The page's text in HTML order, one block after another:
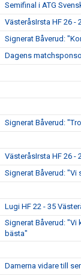
Semifinal i ATG
VästeråsIrsta HF 26 -
Signerat Båverud:
Dagens
Signerat Båverud:
VästeråsIrsta HF 26 -
Signerat Båverud: "Vi
Lugi HF 22 - 35
Signerat Båverud: "Vi
bästa"
Damerna vidare till